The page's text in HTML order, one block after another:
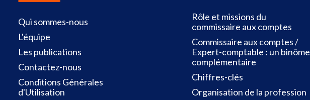
Qui sommes-nous
L'équipe
Les publications
Contactez-nous
Conditions Générales
d'Utilisation
Rôle et missions du
commissaire aux comptes
Commissaire aux comptes /
Expert-comptable : un binôme
complémentaire
Chiffres-clés
Organisation de la profession